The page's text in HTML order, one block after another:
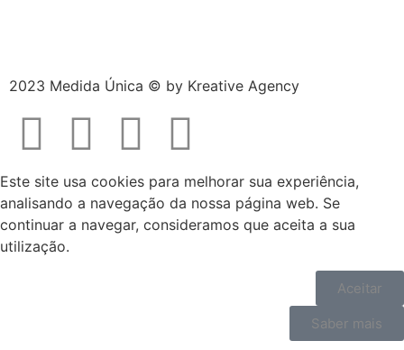
2023 Medida Única © by Kreative Agency
Este site usa cookies para melhorar sua experiência,
analisando a navegação da nossa página web. Se
continuar a navegar, consideramos que aceita a sua
utilização.
Aceitar
Saber mais